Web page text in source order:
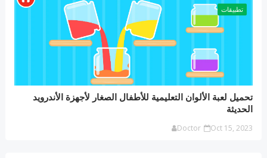
تطبيقات
تحميل لعبة الألوان التعليمية للأطفال الصغار لأجهزة الأندرويد
الحديثة
Doctor Oct 15, 2023